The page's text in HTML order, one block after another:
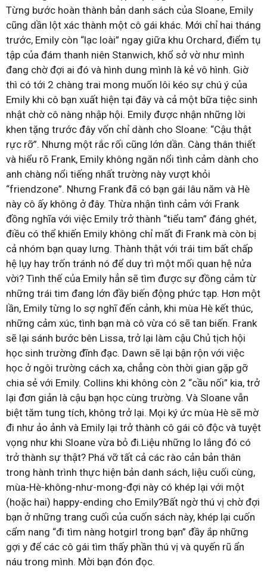
Từng bước hoàn thành bản danh sách của Sloane, Emily
cũng dần lột xác thành một cô gái khác. Mới chỉ hai tháng
trước, Emily còn “lạc loài” ngay giữa khu Orchard, điểm tụ
tập của đám thanh niên Stanwich, khổ sở vờ như mình
đang chờ đợi ai đó và hình dung mình là kẻ vô hình. Giờ
thì có tới 2 chàng trai mong muốn lôi kéo sự chú ý của
Emily khi cô bạn xuất hiện tại đây và cả một bữa tiệc sinh
nhật chờ cô nàng nhập hội. Emily được nhận những lời
khen tặng trước đây vốn chỉ dành cho Sloane: “Cậu thật
rực rỡ”. Nhưng một rắc rối cũng lớn dần. Càng thân thiết
và hiểu rõ Frank, Emily không ngăn nổi tình cảm dành cho
anh chàng nổi tiếng nhất trường này vượt khỏi
“friendzone”. Nhưng Frank đã có bạn gái lâu năm và Hè
này cô ấy không ở đây. Thừa nhận tình cảm với Frank
đồng nghĩa với việc Emily trở thành “tiểu tam” đáng ghét,
điều có thể khiến Emily không chỉ mất đi Frank mà còn bị
cả nhóm bạn quay lưng. Thành thật với trái tim bất chấp
hệ lụy hay trốn tránh nó để duy trì một mối quan hệ nửa
vời? Tình thế của Emily hẳn sẽ tìm được sự đồng cảm từ
những trái tim đang lớn đầy biến động phức tạp. Hơn một
lần, Emily từng lo sợ nghĩ đến cảnh, khi mùa Hè kết thúc,
những cảm xúc, tình bạn mà cô vừa có sẽ tan biến. Frank
sẽ lại sánh bước bên Lissa, trở lại làm cậu Chủ tịch hội
học sinh trường đĩnh đạc. Dawn sẽ lại bận rộn với việc
học ở ngôi trường cách xa, chẳng còn thời gian gặp gỡ
chia sẻ với Emily. Collins khi không còn 2 “cầu nối” kia, trở
lại đơn giản là cậu bạn học cùng trường. Và Sloane vẫn
biệt tăm tung tích, không trở lại. Mọi ký ức mùa Hè sẽ mờ
đi như ảo ảnh và Emily lại trở thành cô gái cô độc và tuyệt
vọng như khi Sloane vừa bỏ đi.Liệu những lo lắng đó có
trở thành sự thật? Phá vỡ tất cả các rào cản bản thân
trong hành trình thực hiện bản danh sách, liệu cuối cùng,
mùa-Hè-không-như-mong-đợi này có khép lại với một
(hoặc hai) happy-ending cho Emily?Bất ngờ thú vị chờ đợi
bạn ở những trang cuối của cuốn sách này, khép lại cuốn
cẩm nang “đi tìm nàng hotgirl trong bạn” đầy ắp những
gợi y để các cô gái tìm thấy phần thú vị và quyến rũ ẩn
náu trong mình. Mời bạn đón đọc.